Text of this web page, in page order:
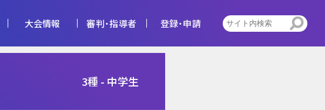
ビジョン
大会情報
キッズ
審判・指導者 登録・申請
3種 - 中学生